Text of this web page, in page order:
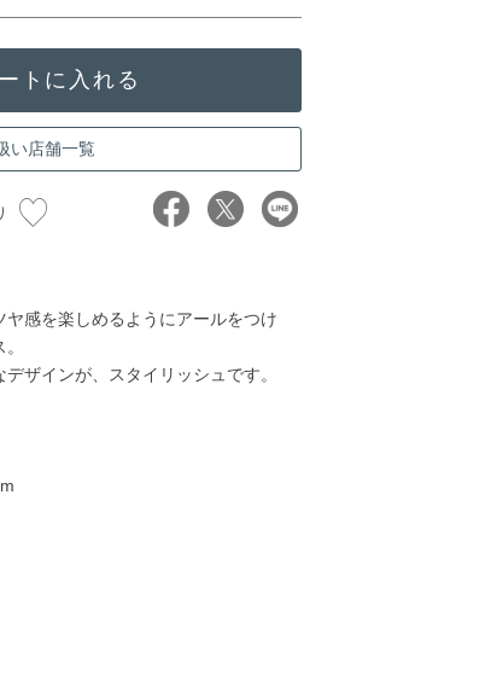
い店舗一覧
感を楽しめるようにアールをつけ
ザインが、スタイリッシュです。